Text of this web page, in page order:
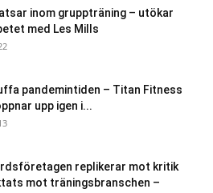
inom gruppträning – utökar
med Les Mills
pandemintiden – Titan Fitness
upp igen i...
replikerar mot kritik
mot träningsbranschen –